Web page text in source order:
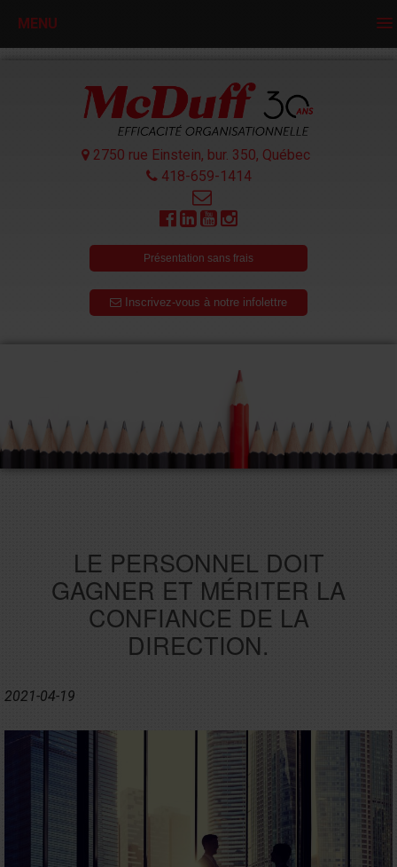
MENU
2750 rue Einstein, bur. 350, Québec
418-659-1414
Présentation sans frais
Inscrivez-vous à notre infolettre
LE PERSONNEL DOIT
GAGNER ET MÉRITER LA
CONFIANCE DE LA
DIRECTION.
2021-04-19